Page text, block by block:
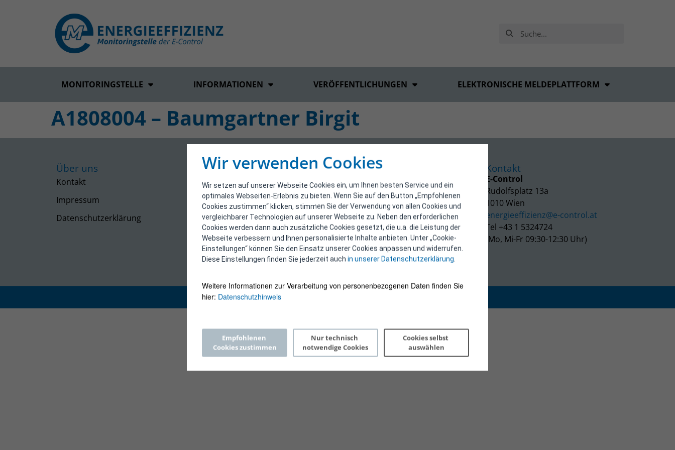
Wir verwenden Cookies
Wir setzen auf unserer Webseite Cookies ein, um Ihnen besten Service und ein
optimales Webseiten-Erlebnis zu bieten. Wenn Sie auf den Button „Empfohlenen
Cookies zustimmen“ klicken, stimmen Sie der Verwendung von allen Cookies und
vergleichbarer Technologien auf unserer Webseite zu. Neben den erforderlichen
Cookies werden dann auch zusätzliche Cookies gesetzt, die u.a. die Leistung der
Webseite verbessern und Ihnen personalisierte Inhalte anbieten. Unter „Cookie-
Einstellungen“ können Sie den Einsatz unserer Cookies anpassen und widerrufen.
Diese Einstellungen finden Sie jederzeit auch in unserer Datenschutzerklärung.
Weitere Informationen zur Verarbeitung von personenbezogenen Daten finden Sie
hier: Datenschutzhinweis
Empfohlenen
Cookies zustimmen
Nur technisch
notwendige Cookies
Cookies selbst
auswählen
MONITORINGSTELLE INFORMATIONEN VERÖFFENTLICHUNGEN ELEKTRONISCHE MELDEPLATTFORM
A1808004 – Baumgartner Birgit
Über uns
Kontakt
Impressum
Datenschutzerklärung
Kontakt
E-Control
Rudolfsplatz 13a
1010 Wien
energieeffizienz@e-control.at
Tel +43 1 5324724
(Mo, Mi-Fr 09:30-12:30 Uhr)